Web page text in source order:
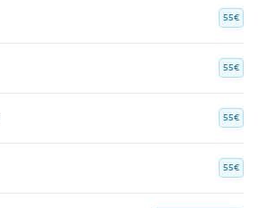
55€
55€
55€
55€